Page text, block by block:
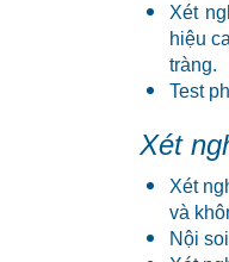
Xét
hiệu
tràng.
Test
Xét
Xét
và
Nội